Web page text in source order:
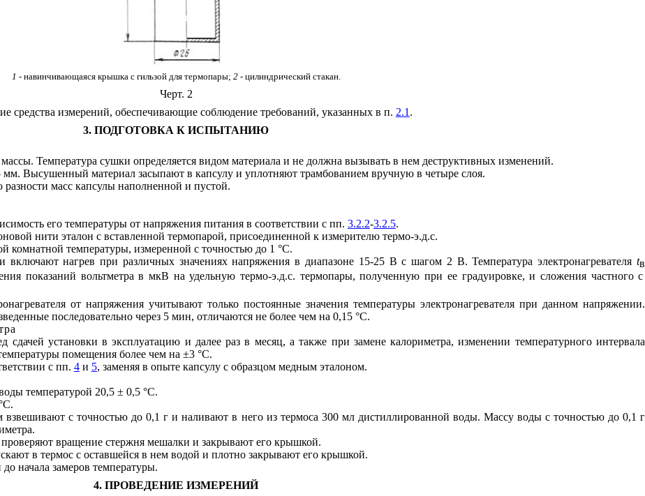
1 - навинчивающаяся крышка с гильзой для термопары; 2 - цилиндрический стакан.
Черт. 2
средства измерений, обеспечивающие соблюдение требований, указанных в п. 2.1 .
3. ПОДГОТОВКА К ИСПЫТАНИЮ
Температура сушки определяется видом материала и не должна вызывать в нем деструктивных изменений.
мм. Высушенный материал засыпают в капсулу и уплотняют трамбованием вручную в четыре слоя.
масс капсулы наполненной и пустой.
его температуры от напряжения питания в соответствии с пп. 3.2.2-3.2.5.
нити эталон с вставленной термопарой, присоединенной к измерителю термо-э.д.с.
комнатной температуры, измеренной с точностью до 1 °С.
включают нагрев при различных значениях напряжения в диапазоне 15-25 В с шагом 2 В. Температура электронагревателя tв
показаний вольтметра в мкВ на удельную термо-э.д.с. термопары, полученную при ее градуировке, и сложения частного с
от напряжения учитывают только постоянные значения температуры электронагревателя при данном напряжении.
последовательно через 5 мин, отличаются не более чем на 0,15 °С.
сдачей установки в эксплуатацию и далее раз в месяц, а также при замене калориметра, изменении температурного интервала
помещения более чем на ±3 °С.
с пп. 4и 5, заменяя в опыте капсулу с образцом медным эталоном.
температурой 20,5 ± 0,5 °С.
с точностью до 0,1 г и наливают в него из термоса 300 мл дистиллированной воды. Массу воды с точностью до 0,1 г
вращение стержня мешалки и закрывают его крышкой.
в термос с оставшейся в нем водой и плотно закрывают его крышкой.
начала замеров температуры.
4. ПРОВЕДЕНИЕ ИЗМЕРЕНИЙ